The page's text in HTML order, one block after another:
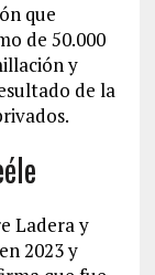
que
de 50.000
y
de la
Ladera y
2023 y